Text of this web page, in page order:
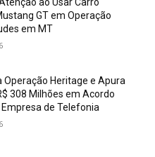
GT em Operação
em MT
Operação Heritage e Apura
308 Milhões em Acordo
de Telefonia